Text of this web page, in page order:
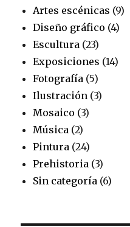
Artes escénicas (9)
Diseño gráfico (4)
Escultura (23)
Exposiciones (14)
Fotografía (5)
Ilustración (3)
Mosaico (3)
Música (2)
Pintura (24)
Prehistoria (3)
Sin categoría (6)